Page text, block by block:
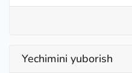
Yechimini yuborish